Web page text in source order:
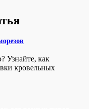
Узнайте, как
кровельных